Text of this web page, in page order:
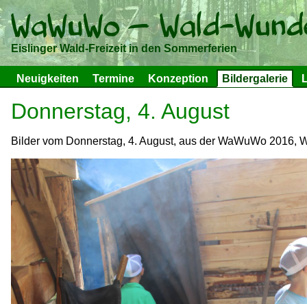
Eislinger Wald-Freizeit in den Sommerferien
Neuigkeiten Termine Konzeption Bildergalerie
Donnerstag, 4. August
Bilder vom Donnerstag, 4. August, aus der WaWuWo 2016,